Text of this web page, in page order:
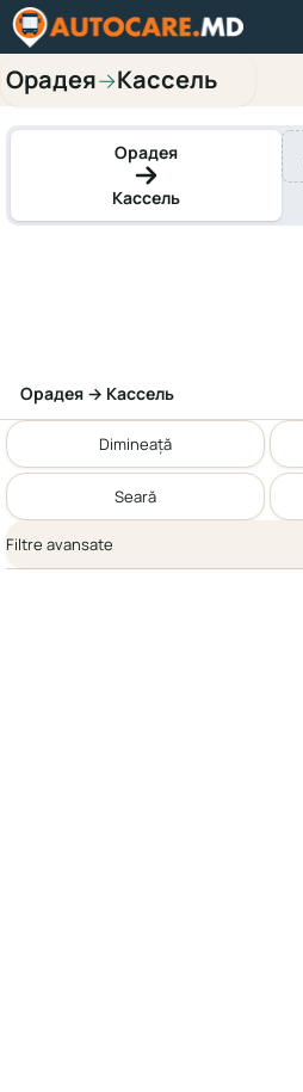
Орадея→Кассель
Орадея
Кассель
Орадея → Кассель
Dimineață
Seară
Filtre avansate